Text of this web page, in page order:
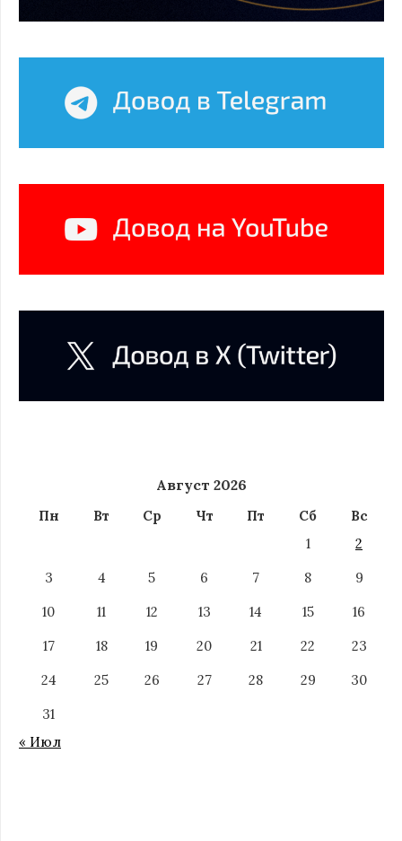
Август 2026
Пн Вт Ср Чт Пт Сб
Вс
1
2
3
4 5 6 7 8
9
10
11 12 13 14 15
16
17
18 19 20 21 22
23
24
25 26 27 28 29
30
31
« Июл